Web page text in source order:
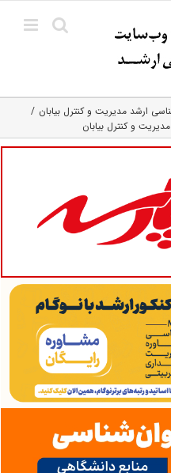
ارشد مدیریت و کنترل بیابان
و کنترل بیابان